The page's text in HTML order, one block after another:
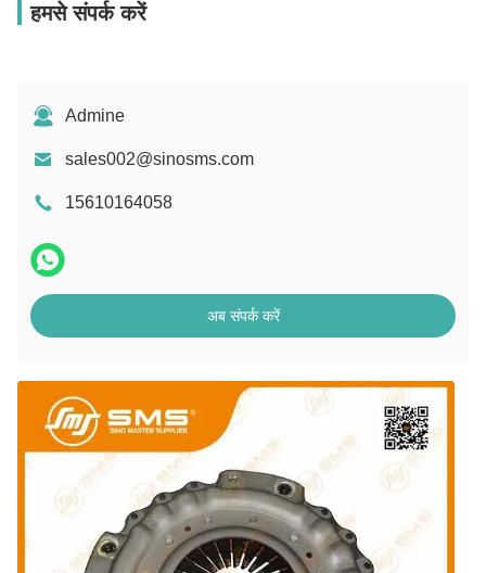
हमसे संपर्क करें
Admine
sales002@sinosms.com
15610164058
अब संपर्क करें